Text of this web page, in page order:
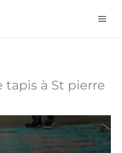
tapis à St pierre